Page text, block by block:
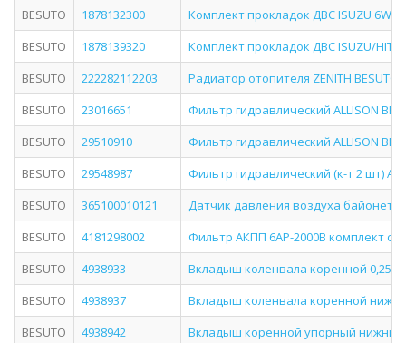
BESUTO
1878132300
Комплект прокладок ДВС ISUZU 6WF1
BESUTO
1878139320
Комплект прокладок ДВС ISUZU/
BESUTO
222282112203
Радиатор отопителя ZENITH BESUTO
BESUTO
23016651
Фильтр гидравлический ALLISON
BESUTO
29510910
Фильтр гидравлический ALLISON
BESUTO
29548987
Фильтр гидравлический (к-т 2 шт)
BESUTO
365100010121
Датчик давления воздуха байонет
BESUTO
4181298002
Фильтр АКПП 6AP-2000B комплект с
BESUTO
4938933
Вкладыш коленвала коренной 0,25
BESUTO
4938937
Вкладыш коленвала коренной
BESUTO
4938942
Вкладыш коренной упорный нижний!